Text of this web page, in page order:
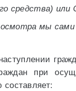
средства) или
мы сами
при